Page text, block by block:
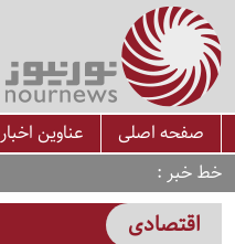
صفحه اصلی عناوین اخبار
خط خبر
اقتصادی